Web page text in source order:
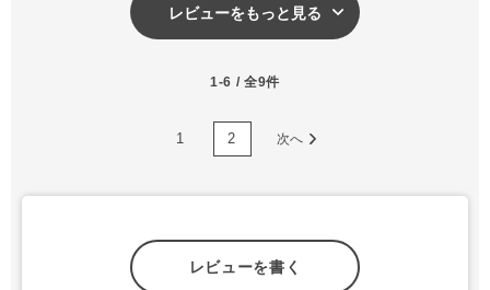
レビューをもっと見る
1-6 / 全9件
1 2 次へ
レビューを書く